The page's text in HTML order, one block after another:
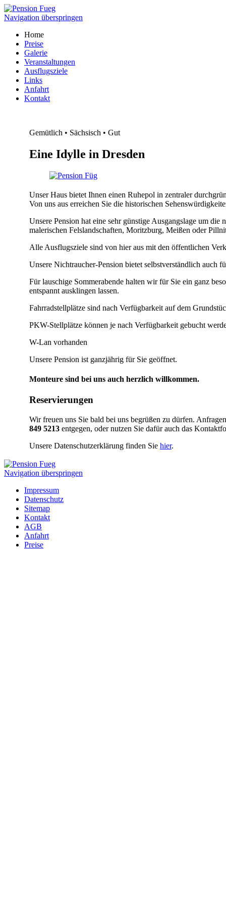
Navigation überspringen
Home
Preise
Galerie
Veranstaltungen
Ausflugsziele
Links
Anfahrt
Kontakt
Gemütlich • Sächsisch • Gut
Eine Idylle in Dresden
Unser Haus bietet Ihnen einen Ruhepol in zentraler
Von uns aus erreichen Sie die historischen
Unsere Pension hat eine sehr günstige Ausgangslage um
malerischen Felslandschaften, Moritzburg, Meißen oder
Alle Ausflugsziele sind von hier aus mit den öffentlichen
Unsere Nichtraucher-Pension bietet selbstverständlich auch
Für lauschige Sommerabende halten wir für Sie ein ganz
entspannt ausklingen lassen.
Fahrradstellplätze sind nach Verfügbarkeit auf dem
PKW-Stellplätze können je nach Verfügbarkeit gebucht
W-Lan vorhanden
Unsere Pension ist ganzjährig für Sie geöffnet.
Monteure sind bei uns auch herzlich willkommen.
Reservierungen
Wir freuen uns Sie bald bei uns begrüßen zu dürfen.
849 5213 entgegen, oder nutzen Sie dafür auch das
Unsere Datenschutzerklärung finden Sie hier.
Navigation überspringen
Impressum
Datenschutz
Sitemap
Kontakt
AGB
Anfahrt
Preise